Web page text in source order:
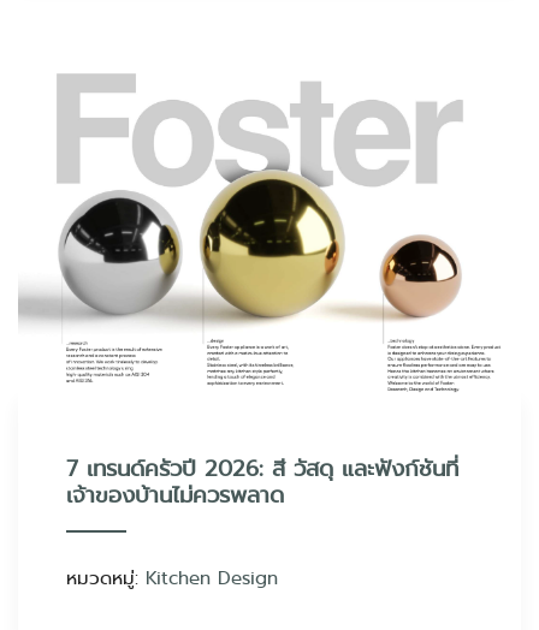
7 เทรนด์ครัวปี 2026: สี วัสดุ และฟังก์ชันที่
เจ้าของบ้านไม่ควรพลาด
หมวดหมู่: Kitchen Design